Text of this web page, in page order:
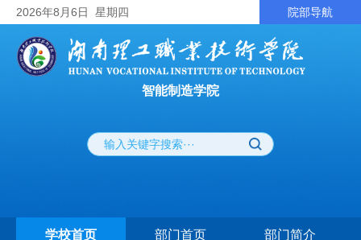
2026年8月6日 星期四 院部导航
智能制造学院
学校首页 部门首页 部门简介